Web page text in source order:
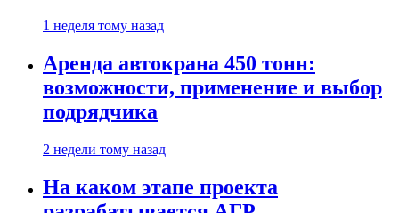
1 неделя тому назад
Аренда автокрана 450 тонн:
возможности, применение и выбор
подрядчика
2 недели тому назад
На каком этапе проекта